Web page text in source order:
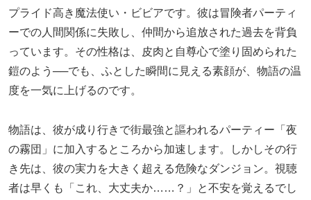
プライド高き魔法使い・ビビアです。彼は冒険者パーティ
ーでの人間関係に失敗し、仲間から追放された過去を背負
っています。その性格は、皮肉と自尊心で塗り固められた
鎧のよう──でも、ふとした瞬間に見える素顔が、物語の温
度を一気に上げるのです。
物語は、彼が成り行きで街最強と謳われるパーティー「夜
の霧団」に加入するところから加速します。しかしその行
き先は、彼の実力を大きく超える危険なダンジョン。視聴
者は早くも「これ、大丈夫か……？」と不安を覚えるでし